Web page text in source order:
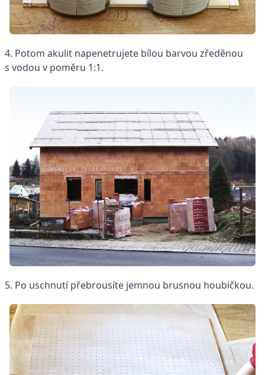
4. Potom akulit napenetrujete bílou barvou zředěnou
s vodou v poměru 1:1.
5. Po uschnutí přebrousíte jemnou brusnou houbičkou.